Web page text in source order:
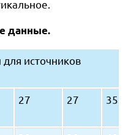
данные.
источников
27 27 35